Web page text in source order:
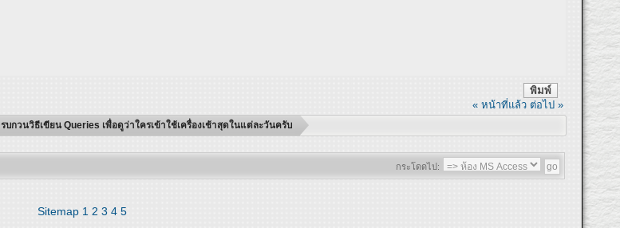
พิมพ์
« หน้าที่แล้ว ต่อไป »
รบกวนวิธีเขียน Queries เพื่อดูว่าใครเข้าใช้เครื่องเช้าสุดในแต่ละวันครับ
กระโดดไป:
Sitemap 1 2 3 4 5